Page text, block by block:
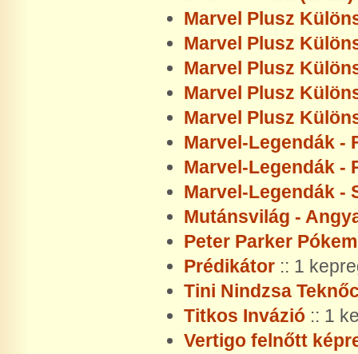
Marvel Plusz
Marvel Plusz
Marvel Plusz
Marvel Plusz
Marvel Plusz
Marvel-Legendák -
Marvel-Legendák -
Marvel-Legendák -
Mutánsvilág -
Peter Parker
Prédikátor :: 1
Tini Nindzsa
Titkos Invázió :: 1
Vertigo felnőtt